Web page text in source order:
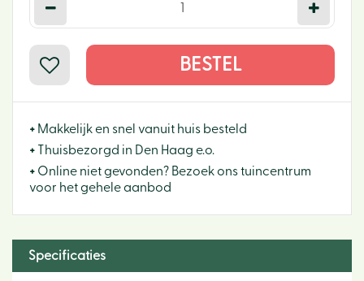
+ Makkelijk en snel vanuit huis besteld
+ Thuisbezorgd in Den Haag e.o.
+ Online niet gevonden? Bezoek ons tuincentrum
voor het gehele aanbod
Specificaties